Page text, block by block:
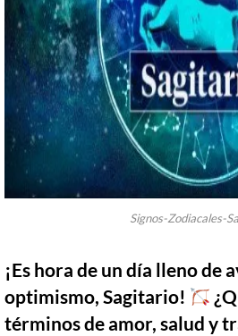
Signos-Zodiacales-
¡Es hora de un día lleno de
optimismo, Sagitario!
términos de amor, salud y